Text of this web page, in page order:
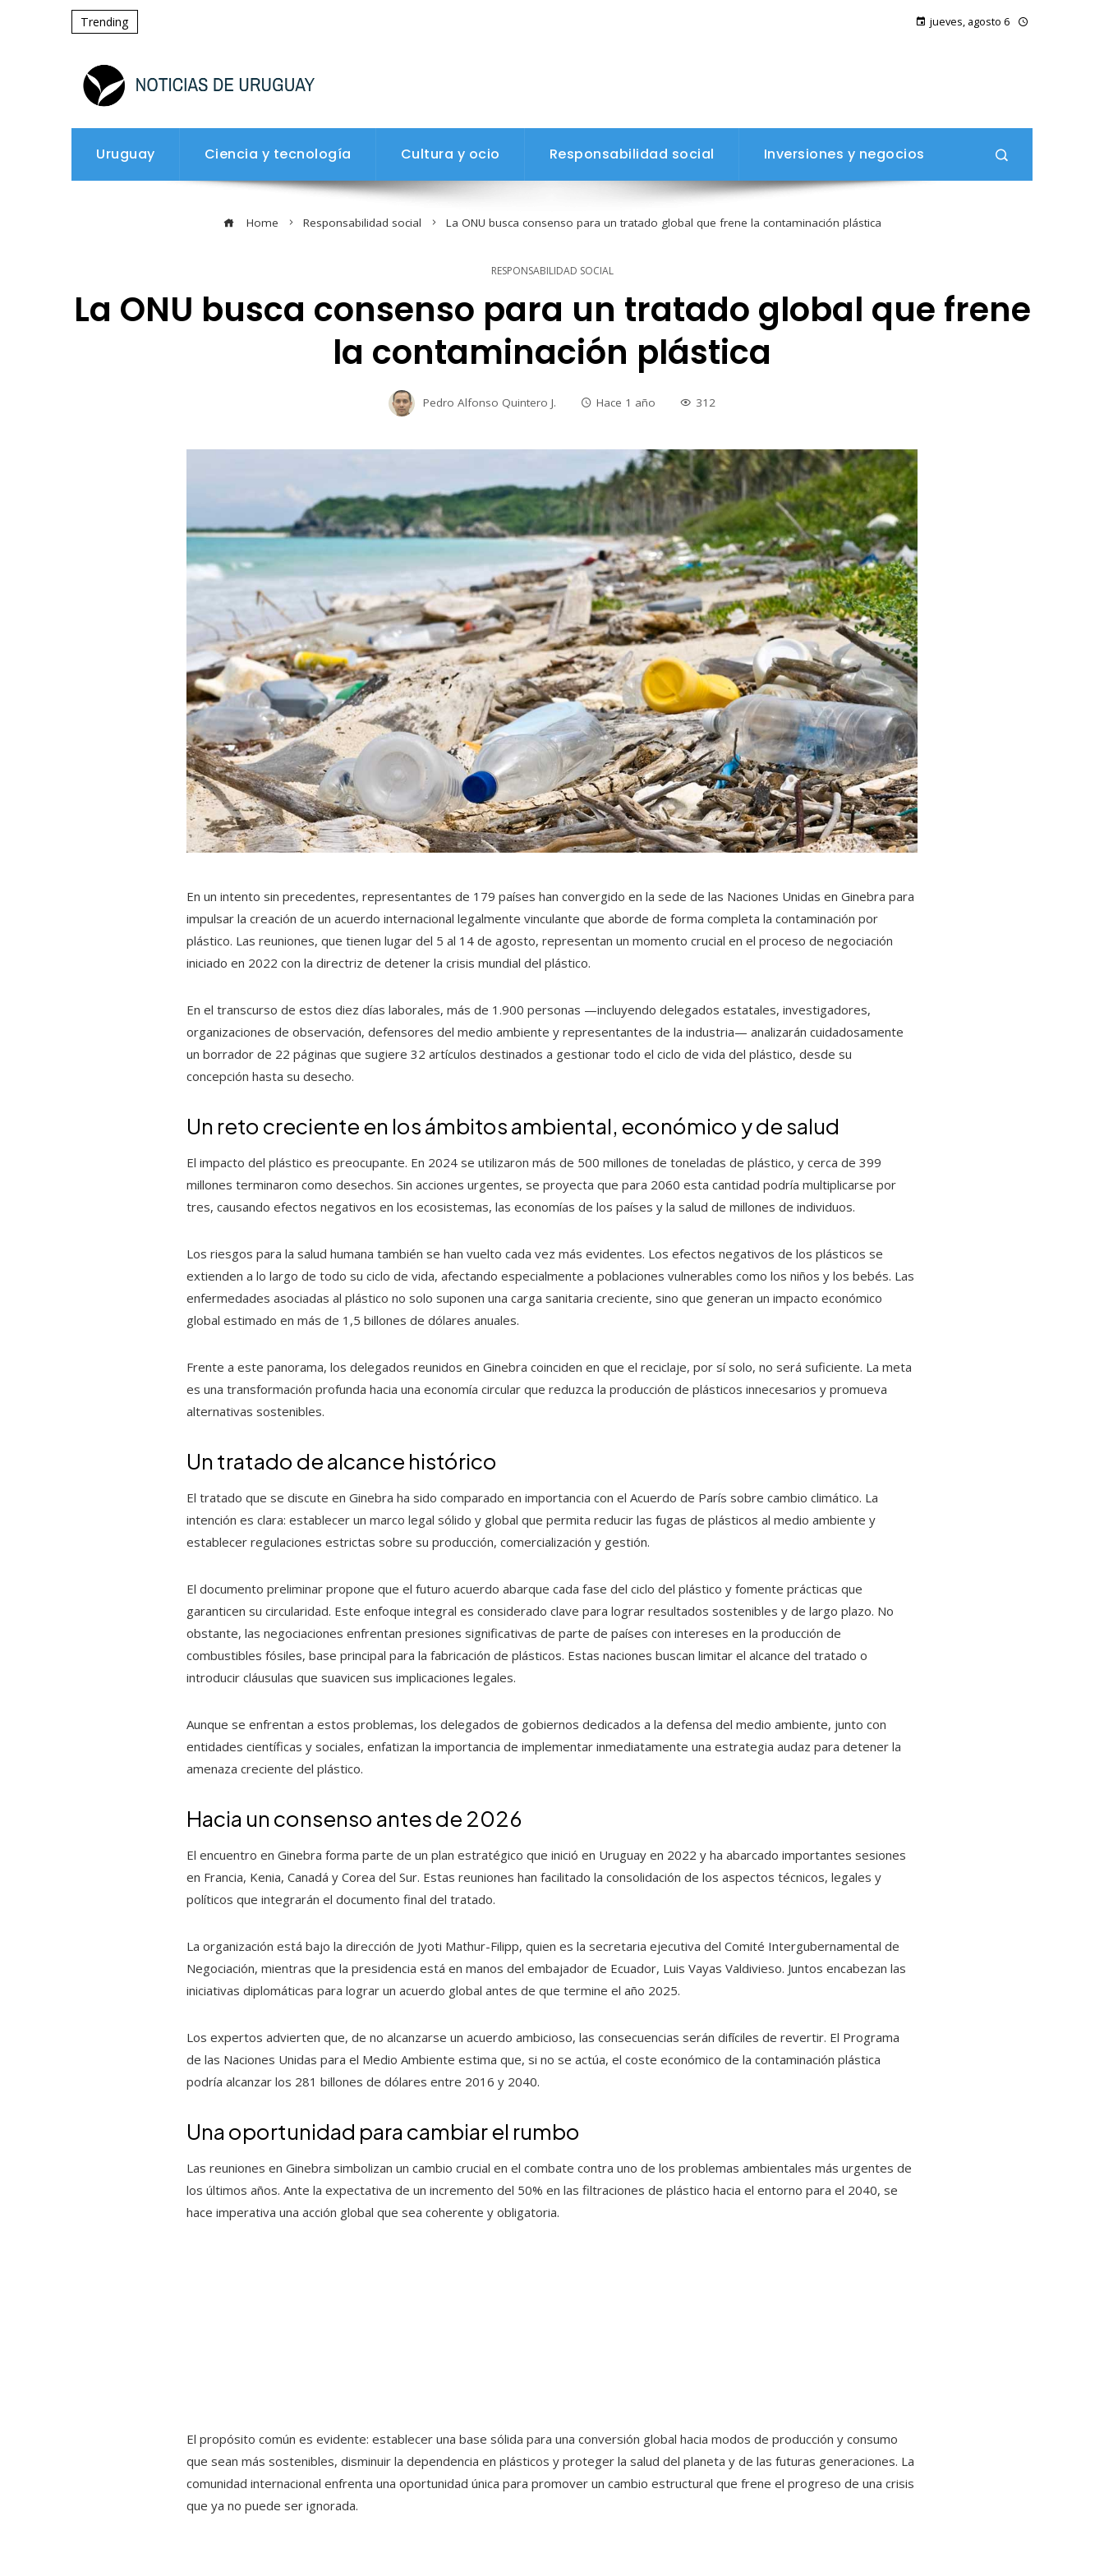
Trending jueves, agosto 6
Uruguay Ciencia y tecnología Cultura y ocio Responsabilidad social Inversiones y negocios
Home Responsabilidad social La ONU busca consenso para un tratado global que frene la contaminación plástica
RESPONSABILIDAD SOCIAL
La ONU busca consenso para un tratado global que frene
la contaminación plástica
Pedro Alfonso Quintero J. Hace 1 año 312
En un intento sin precedentes, representantes de 179 países han convergido en la sede de las Naciones Unidas en Ginebra para
impulsar la creación de un acuerdo internacional legalmente vinculante que aborde de forma completa la contaminación por
plástico. Las reuniones, que tienen lugar del 5 al 14 de agosto, representan un momento crucial en el proceso de negociación
iniciado en 2022 con la directriz de detener la crisis mundial del plástico.
En el transcurso de estos diez días laborales, más de 1.900 personas —incluyendo delegados estatales, investigadores,
organizaciones de observación, defensores del medio ambiente y representantes de la industria— analizarán cuidadosamente
un borrador de 22 páginas que sugiere 32 artículos destinados a gestionar todo el ciclo de vida del plástico, desde su
concepción hasta su desecho.
Un reto creciente en los ámbitos ambiental, económico y de salud
El impacto del plástico es preocupante. En 2024 se utilizaron más de 500 millones de toneladas de plástico, y cerca de 399
millones terminaron como desechos. Sin acciones urgentes, se proyecta que para 2060 esta cantidad podría multiplicarse por
tres, causando efectos negativos en los ecosistemas, las economías de los países y la salud de millones de individuos.
Los riesgos para la salud humana también se han vuelto cada vez más evidentes. Los efectos negativos de los plásticos se
extienden a lo largo de todo su ciclo de vida, afectando especialmente a poblaciones vulnerables como los niños y los bebés. Las
enfermedades asociadas al plástico no solo suponen una carga sanitaria creciente, sino que generan un impacto económico
global estimado en más de 1,5 billones de dólares anuales.
Frente a este panorama, los delegados reunidos en Ginebra coinciden en que el reciclaje, por sí solo, no será suficiente. La meta
es una transformación profunda hacia una economía circular que reduzca la producción de plásticos innecesarios y promueva
alternativas sostenibles.
Un tratado de alcance histórico
El tratado que se discute en Ginebra ha sido comparado en importancia con el Acuerdo de París sobre cambio climático. La
intención es clara: establecer un marco legal sólido y global que permita reducir las fugas de plásticos al medio ambiente y
establecer regulaciones estrictas sobre su producción, comercialización y gestión.
El documento preliminar propone que el futuro acuerdo abarque cada fase del ciclo del plástico y fomente prácticas que
garanticen su circularidad. Este enfoque integral es considerado clave para lograr resultados sostenibles y de largo plazo. No
obstante, las negociaciones enfrentan presiones significativas de parte de países con intereses en la producción de
combustibles fósiles, base principal para la fabricación de plásticos. Estas naciones buscan limitar el alcance del tratado o
introducir cláusulas que suavicen sus implicaciones legales.
Aunque se enfrentan a estos problemas, los delegados de gobiernos dedicados a la defensa del medio ambiente, junto con
entidades científicas y sociales, enfatizan la importancia de implementar inmediatamente una estrategia audaz para detener la
amenaza creciente del plástico.
Hacia un consenso antes de 2026
El encuentro en Ginebra forma parte de un plan estratégico que inició en Uruguay en 2022 y ha abarcado importantes sesiones
en Francia, Kenia, Canadá y Corea del Sur. Estas reuniones han facilitado la consolidación de los aspectos técnicos, legales y
políticos que integrarán el documento final del tratado.
La organización está bajo la dirección de Jyoti Mathur-Filipp, quien es la secretaria ejecutiva del Comité Intergubernamental de
Negociación, mientras que la presidencia está en manos del embajador de Ecuador, Luis Vayas Valdivieso. Juntos encabezan las
iniciativas diplomáticas para lograr un acuerdo global antes de que termine el año 2025.
Los expertos advierten que, de no alcanzarse un acuerdo ambicioso, las consecuencias serán difíciles de revertir. El Programa
de las Naciones Unidas para el Medio Ambiente estima que, si no se actúa, el coste económico de la contaminación plástica
podría alcanzar los 281 billones de dólares entre 2016 y 2040.
Una oportunidad para cambiar el rumbo
Las reuniones en Ginebra simbolizan un cambio crucial en el combate contra uno de los problemas ambientales más urgentes de
los últimos años. Ante la expectativa de un incremento del 50% en las filtraciones de plástico hacia el entorno para el 2040, se
hace imperativa una acción global que sea coherente y obligatoria.
El propósito común es evidente: establecer una base sólida para una conversión global hacia modos de producción y consumo
que sean más sostenibles, disminuir la dependencia en plásticos y proteger la salud del planeta y de las futuras generaciones. La
comunidad internacional enfrenta una oportunidad única para promover un cambio estructural que frene el progreso de una crisis
que ya no puede ser ignorada.